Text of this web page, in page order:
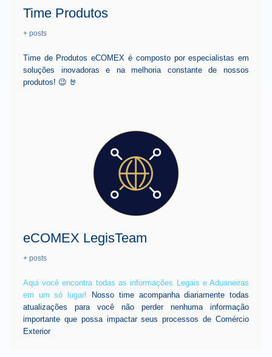
Time Produtos
+ posts
Time de Produtos eCOMEX é composto por especialistas em
soluções inovadoras e na melhoria constante de nossos
produtos! 😉 🤘
eCOMEX LegisTeam
+ posts
Aqui você encontra todas as informações Legais e Aduaneiras
em um só lugar! Nosso time acompanha diariamente todas
atualizações para você não perder nenhuma informação
importante que possa impactar seus processos de Comércio
Exterior